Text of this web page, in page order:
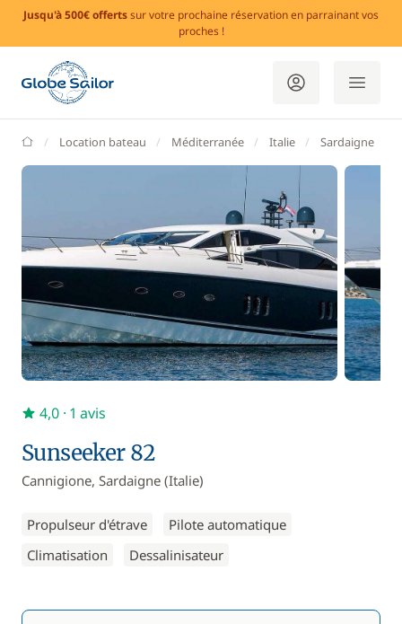
Jusqu'à 500€ offertssur votre prochaine réservation en parrainant vos
proches !
GlobeSailor
Location bateau Méditerranée Italie Sardaigne
Sunseeker 82
Cannigione, Sardaigne (Italie)
Propulseur d'étrave
Pilote automatique
Climatisation
Dessalinisateur
4,0 · 1 avis